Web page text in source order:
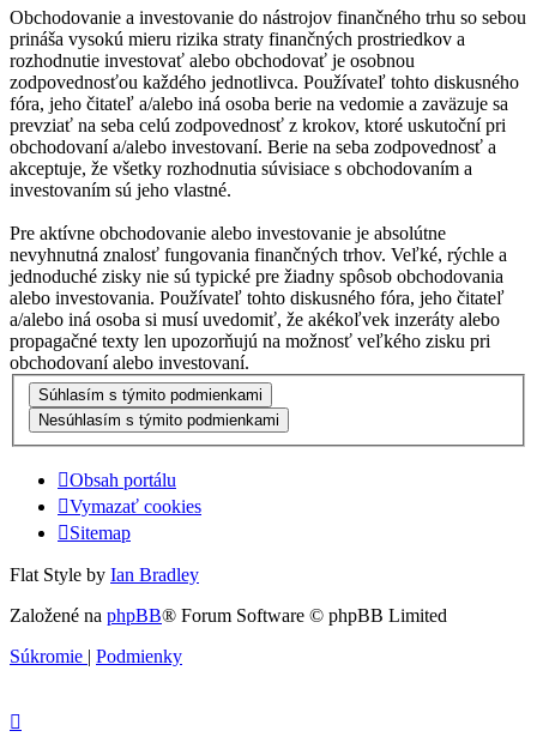
Obchodovanie a investovanie do nástrojov finančného trhu so sebou
prináša vysokú mieru rizika straty finančných prostriedkov a
rozhodnutie investovať alebo obchodovať je osobnou
zodpovednosťou každého jednotlivca. Používateľ tohto diskusného
fóra, jeho čitateľ a/alebo iná osoba berie na vedomie a zaväzuje sa
prevziať na seba celú zodpovednosť z krokov, ktoré uskutoční pri
obchodovaní a/alebo investovaní. Berie na seba zodpovednosť a
akceptuje, že všetky rozhodnutia súvisiace s obchodovaním a
investovaním sú jeho vlastné.
Pre aktívne obchodovanie alebo investovanie je absolútne
nevyhnutná znalosť fungovania finančných trhov. Veľké, rýchle a
jednoduché zisky nie sú typické pre žiadny spôsob obchodovania
alebo investovania. Používateľ tohto diskusného fóra, jeho čitateľ
a/alebo iná osoba si musí uvedomiť, že akékoľvek inzeráty alebo
propagačné texty len upozorňujú na možnosť veľkého zisku pri
obchodovaní alebo investovaní.
Obsah portálu
Vymazať cookies
Sitemap
Flat Style by Ian Bradley
Založené na phpBB® Forum Software © phpBB Limited
Súkromie | Podmienky